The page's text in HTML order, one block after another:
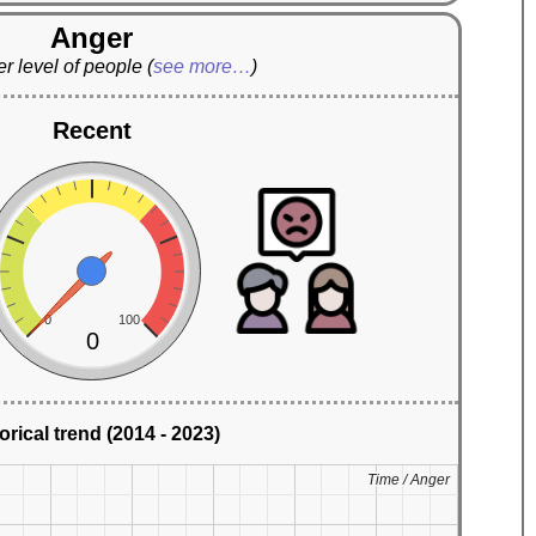
Anger
level of people(see more…)
Recent
0 100
0
trend (2014 - 2023)
Time / Anger
Time / Anger